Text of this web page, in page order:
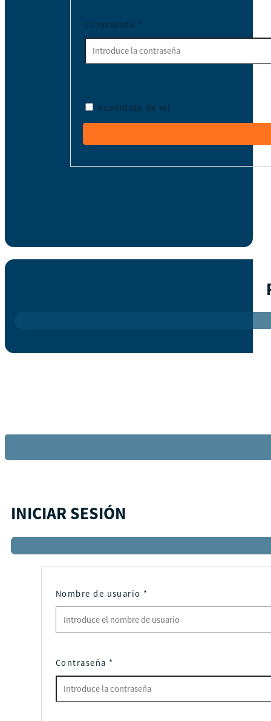
Contraseña *
Acuérdate de mí
INICIAR SESIÓN
Nombre de usuario *
Contraseña *